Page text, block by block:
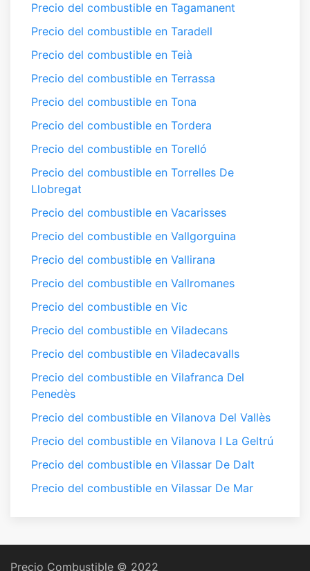
Precio del combustible en Tagamanent
Precio del combustible en Taradell
Precio del combustible en Teià
Precio del combustible en Terrassa
Precio del combustible en Tona
Precio del combustible en Tordera
Precio del combustible en Torelló
Precio del combustible en Torrelles De
Llobregat
Precio del combustible en Vacarisses
Precio del combustible en Vallgorguina
Precio del combustible en Vallirana
Precio del combustible en Vallromanes
Precio del combustible en Vic
Precio del combustible en Viladecans
Precio del combustible en Viladecavalls
Precio del combustible en Vilafranca Del
Penedès
Precio del combustible en Vilanova Del Vallès
Precio del combustible en Vilanova I La Geltrú
Precio del combustible en Vilassar De Dalt
Precio del combustible en Vilassar De Mar
Precio Combustible © 2022